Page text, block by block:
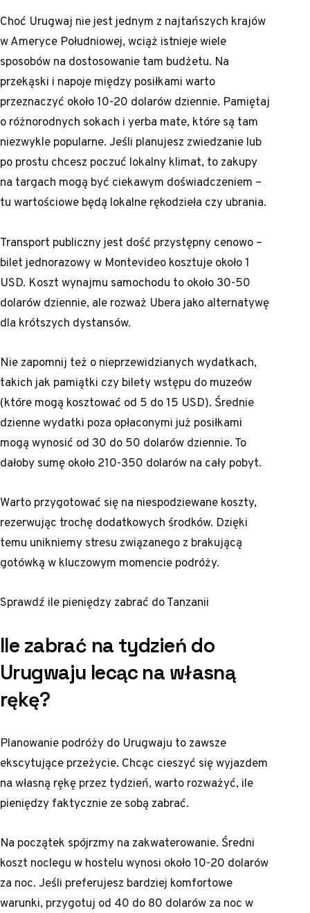
Choć Urugwaj nie jest jednym z najtańszych krajów
w Ameryce Południowej, wciąż istnieje wiele
sposobów na dostosowanie tam budżetu. Na
przekąski i napoje między posiłkami warto
przeznaczyć około 10-20 dolarów dziennie. Pamiętaj
o różnorodnych sokach i yerba mate, które są tam
niezwykle popularne. Jeśli planujesz zwiedzanie lub
po prostu chcesz poczuć lokalny klimat, to zakupy
na targach mogą być ciekawym doświadczeniem –
tu wartościowe będą lokalne rękodzieła czy ubrania.
Transport publiczny jest dość przystępny cenowo –
bilet jednorazowy w Montevideo kosztuje około 1
USD. Koszt wynajmu samochodu to około 30-50
dolarów dziennie, ale rozważ Ubera jako alternatywę
dla krótszych dystansów.
Nie zapomnij też o nieprzewidzianych wydatkach,
takich jak pamiątki czy bilety wstępu do muzeów
(które mogą kosztować od 5 do 15 USD). Średnie
dzienne wydatki poza opłaconymi już posiłkami
mogą wynosić od 30 do 50 dolarów dziennie. To
dałoby sumę około 210-350 dolarów na cały pobyt.
Warto przygotować się na niespodziewane koszty,
rezerwując trochę dodatkowych środków. Dzięki
temu unikniemy stresu związanego z brakującą
gotówką w kluczowym momencie podróży.
Sprawdź ile pieniędzy zabrać do Tanzanii
Ile zabrać na tydzień do
Urugwaju lecąc na własną
rękę?
Planowanie podróży do Urugwaju to zawsze
ekscytujące przeżycie. Chcąc cieszyć się wyjazdem
na własną rękę przez tydzień, warto rozważyć, ile
pieniędzy faktycznie ze sobą zabrać.
Na początek spójrzmy na zakwaterowanie. Średni
koszt noclegu w hostelu wynosi około 10-20 dolarów
za noc. Jeśli preferujesz bardziej komfortowe
warunki, przygotuj od 40 do 80 dolarów za noc w